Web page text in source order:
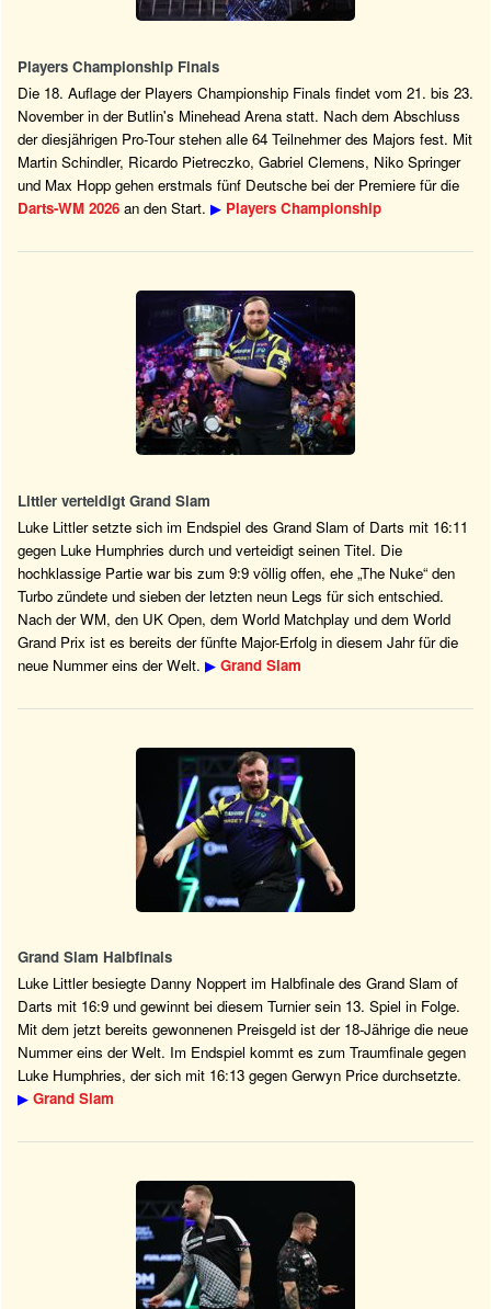
Players Championship Finals
Die 18. Auflage der Players Championship Finals findet vom 21. bis 23.
November in der Butlin's Minehead Arena statt. Nach dem Abschluss
der diesjährigen Pro-Tour stehen alle 64 Teilnehmer des Majors fest. Mit
Martin Schindler, Ricardo Pietreczko, Gabriel Clemens, Niko Springer
und Max Hopp gehen erstmals fünf Deutsche bei der Premiere für die
Darts-WM 2026 an den Start. ▶ Players Championship
Littler verteidigt Grand Slam
Luke Littler setzte sich im Endspiel des Grand Slam of Darts mit 16:11
gegen Luke Humphries durch und verteidigt seinen Titel. Die
hochklassige Partie war bis zum 9:9 völlig offen, ehe „The Nuke“ den
Turbo zündete und sieben der letzten neun Legs für sich entschied.
Nach der WM, den UK Open, dem World Matchplay und dem World
Grand Prix ist es bereits der fünfte Major-Erfolg in diesem Jahr für die
neue Nummer eins der Welt. ▶ Grand Slam
Grand Slam Halbfinals
Luke Littler besiegte Danny Noppert im Halbfinale des Grand Slam of
Darts mit 16:9 und gewinnt bei diesem Turnier sein 13. Spiel in Folge.
Mit dem jetzt bereits gewonnenen Preisgeld ist der 18-Jährige die neue
Nummer eins der Welt. Im Endspiel kommt es zum Traumfinale gegen
Luke Humphries, der sich mit 16:13 gegen Gerwyn Price durchsetzte.
▶ Grand Slam